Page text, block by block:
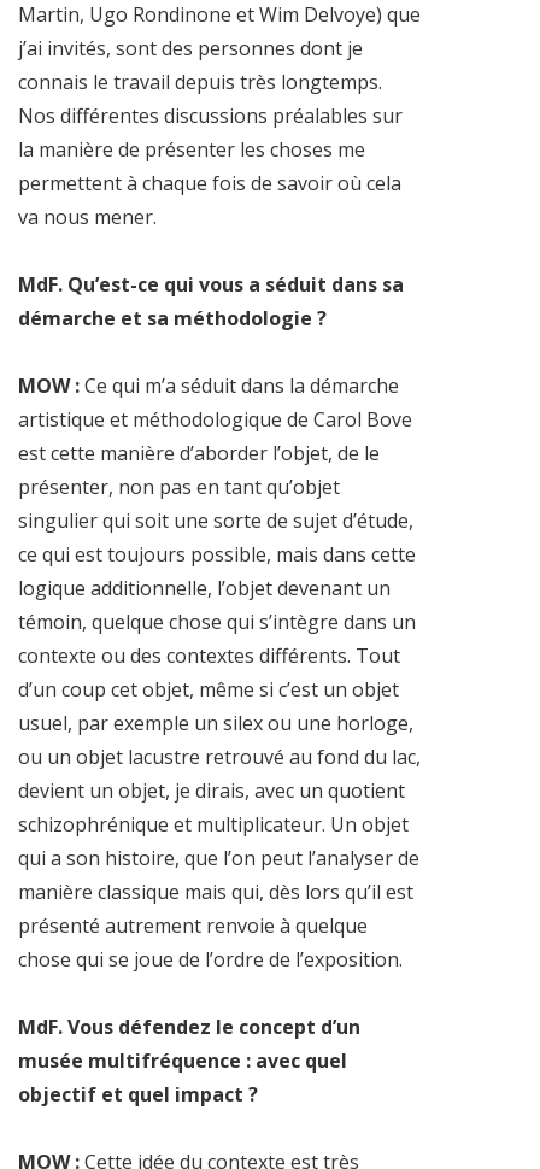
Martin, Ugo Rondinone et Wim Delvoye) que
j’ai invités, sont des personnes dont je
connais le travail depuis très longtemps.
Nos différentes discussions préalables sur
la manière de présenter les choses me
permettent à chaque fois de savoir où cela
va nous mener.
MdF. Qu’est-ce qui vous a séduit dans sa
démarche et sa méthodologie ?
MOW :Ce qui m’a séduit dans la démarche
artistique et méthodologique de Carol Bove
est cette manière d’aborder l’objet, de le
présenter, non pas en tant qu’objet
singulier qui soit une sorte de sujet d’étude,
ce qui est toujours possible, mais dans cette
logique additionnelle, l’objet devenant un
témoin, quelque chose qui s’intègre dans un
contexte ou des contextes différents. Tout
d’un coup cet objet, même si c’est un objet
usuel, par exemple un silex ou une horloge,
ou un objet lacustre retrouvé au fond du lac,
devient un objet, je dirais, avec un quotient
schizophrénique et multiplicateur. Un objet
qui a son histoire, que l’on peut l’analyser de
manière classique mais qui, dès lors qu’il est
présenté autrement renvoie à quelque
chose qui se joue de l’ordre de l’exposition.
MdF. Vous défendez le concept d’un
musée multifréquence : avec quel
objectif et quel impact ?
MOW :Cette idée du contexte est très